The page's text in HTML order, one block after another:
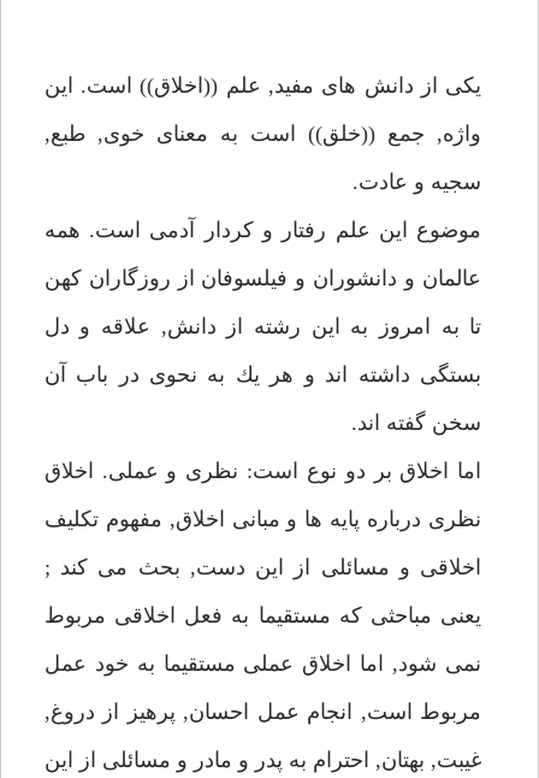
يكى از دانش هاى مفيد, علم ((اخلاق)) است. اين
واژه, جمع ((خلق)) است به معناى خوى, طبع,
سجيه و عادت.
موضوع اين علم رفتار و كردار آدمى است. همه
عالمان و دانشوران و فيلسوفان از روزگاران كهن
تا به امروز به اين رشته از دانش, علاقه و دل
بستگى داشته اند و هر يك به نحوى در باب آن
سخن گفته اند.
اما اخلاق بر دو نوع است: نظرى و عملى. اخلاق
نظرى درباره پايه ها و مبانى اخلاق, مفهوم تكليف
اخلاقى و مسائلى از اين دست, بحث مى كند ;
يعنى مباحثى كه مستقيما به فعل اخلاقى مربوط
نمى شود, اما اخلاق عملى مستقيما به خود عمل
مربوط است, انجام عمل احسان, پرهيز از دروغ,
غيبت, بهتان, احترام به پدر و مادر و مسائلى از اين